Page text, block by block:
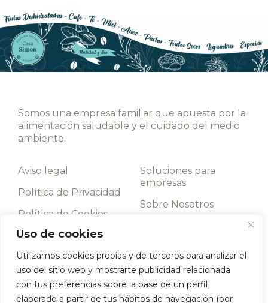
Uso de cookies
Utilizamos cookies propias y de terceros para analizar el
uso del sitio web y mostrarte publicidad relacionada
con tus preferencias sobre la base de un perfil
elaborado a partir de tus hábitos de navegación (por
Somos una empresa familiar que apuesta por la
alimentación saludable y el cuidado del medio
ambiente.
Aviso legal
Política de Privacidad
Política de Cookies
Términos y
Soluciones para
empresas
Sobre Nosotros
Llámanos
952 198 093